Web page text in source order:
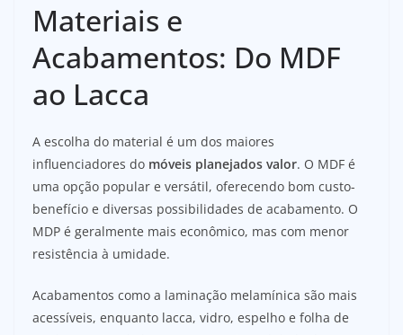
Materiais e
Acabamentos: Do MDF
ao Lacca
A escolha do material é um dos maiores
influenciadores do móveis planejados valor. O MDF é
uma opção popular e versátil, oferecendo bom custo-
benefício e diversas possibilidades de acabamento. O
MDP é geralmente mais econômico, mas com menor
resistência à umidade.
Acabamentos como a laminação melamínica são mais
acessíveis, enquanto lacca, vidro, espelho e folha de